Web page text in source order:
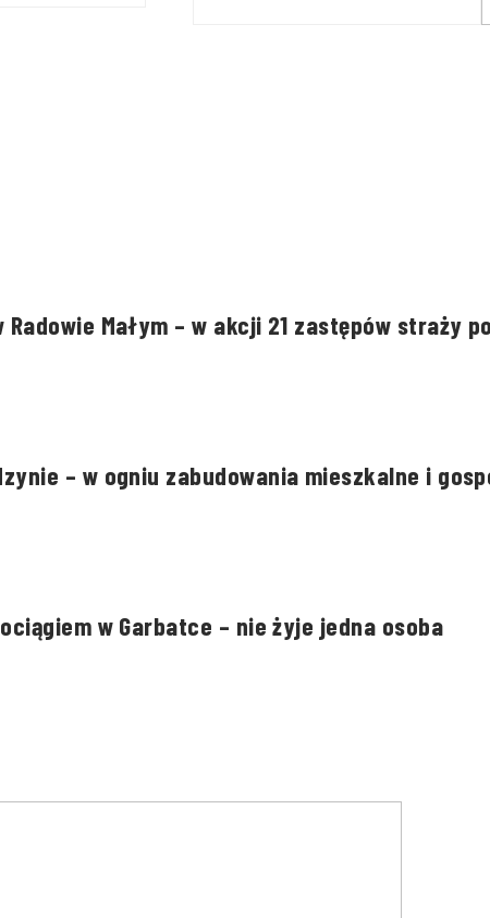
Radowie Małym – w akcji 21 zastępów straży
– w ogniu zabudowania mieszkalne i
w Garbatce – nie żyje jedna osoba